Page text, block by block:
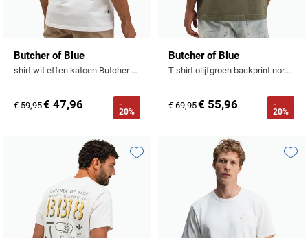
Butcher of Blue
shirt wit effen katoen Butcher of blue
€ 59,95€ 47,96
-
20%
Butcher of Blue
T-shirt olijfgroen backprint normale fit
€ 69,95€ 55,96
-
20%
Toevoegen aan favorieten